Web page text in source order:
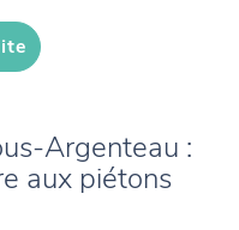
Argenteau :
aux piétons